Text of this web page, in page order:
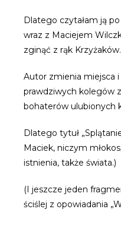
Dlatego czytałam ją
wraz z Maciejem
zginąć z rąk Krzyżaków.
Autor zmienia miejsca
prawdziwych kolegów
bohaterów ulubionych
Dlatego tytuł
Maciek, niczym
istnienia, także świata.)
(I jeszcze jeden
ściślej z opowiadania